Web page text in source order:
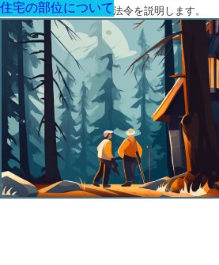
建築に関する用語と関連法令を説明します。
住宅の部位について
住宅の部位について
住宅の部位について
住宅の部位について
住宅の部位について
住宅の部位について
住宅の部位について